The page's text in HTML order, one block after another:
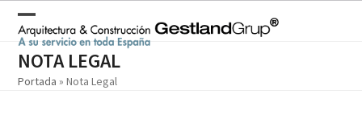
contentOpen
mobile
menu
Close
mobile
menu
NOTA LEGAL
Portada »Nota Legal